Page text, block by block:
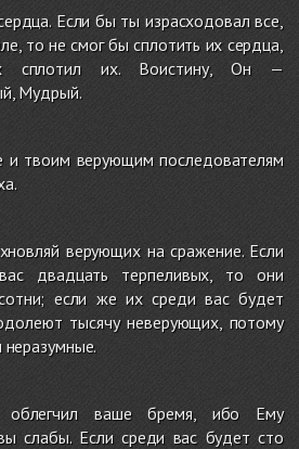
Если бы ты израсходовал все,
то не смог бы сплотить их сердца,
сплотил их. Воистину, Он —
Мудрый.
и твоим верующим последователям
верующих на сражение. Если
двадцать терпеливых, то они
если же их среди вас будет
тысячу неверующих, потому
облегчил ваше бремя, ибо Ему
слабы. Если среди вас будет сто